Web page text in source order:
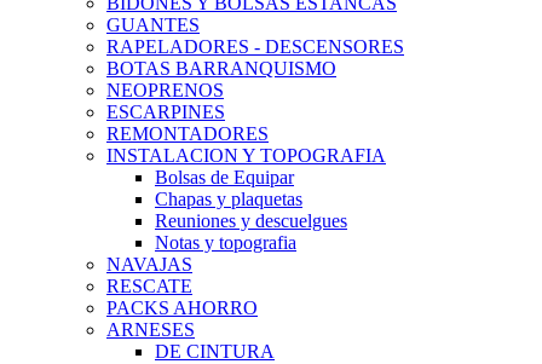
GUANTES
RAPELADORES - DESCENSORES
BOTAS BARRANQUISMO
NEOPRENOS
ESCARPINES
REMONTADORES
INSTALACION Y TOPOGRAFIA
Bolsas de Equipar
Chapas y plaquetas
Reuniones y descuelgues
Notas y topografia
NAVAJAS
RESCATE
PACKS AHORRO
ARNESES
DE CINTURA